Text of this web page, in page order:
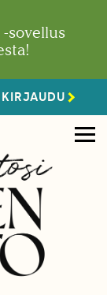
sovellus
KIRJAUDU